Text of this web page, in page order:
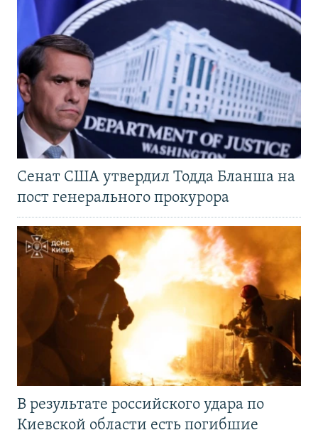
Сенат США утвердил Тодда Бланша на
пост генерального прокурора
В результате российского удара по
Киевской области есть погибшие